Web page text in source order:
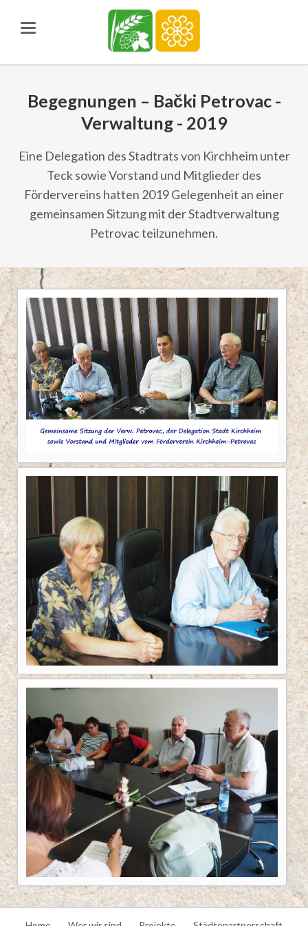
Begegnungen – Bački Petrovac -
Verwaltung - 2019
Eine Delegation des Stadtrats von Kirchheim unter
Teck sowie Vorstand und Mitglieder des
Fördervereins hatten 2019 Gelegenheit an einer
gemeinsamen Sitzung mit der Stadtverwaltung
Petrovac teilzunehmen.
Navigation